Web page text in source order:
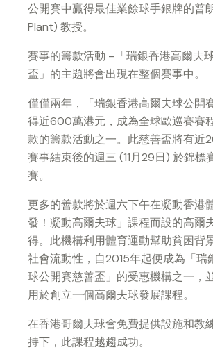
公開賽中贏得最佳業餘球手銀牌的普
Plant) 教授。
賽事的籌款活動 –「瑞銀香港高爾夫
盃」的主題將會出現在整個賽事中。
僅僅兩年，「瑞銀香港高爾夫球公開
得近600萬港元，成為全球歐巡賽賽
款的籌款活動之一。此慈善盃將有近
賽事結束後的週三 (11月29日) 於錦標
賽。
更多的善款將於週六下午在凝動香港
發！凝動高爾夫球」課程而設的高爾
得。此機構利用體育運動幫助貧困背
社會流動性，自2015年起便成為「瑞
球公開賽慈善盃」的受惠機構之一，
用於創立一個高爾夫球發展課程。
在香港哥爾夫球會免費提供設施和教
持下，此課程越趨成功。